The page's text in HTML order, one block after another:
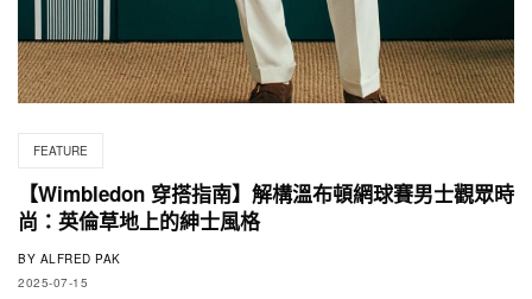
FEATURE
【Wimbledon 穿搭指南】解構溫布頓網球賽男士觀眾時
尚：英倫草地上的紳士風格
BY ALFRED PAK
2025-07-15